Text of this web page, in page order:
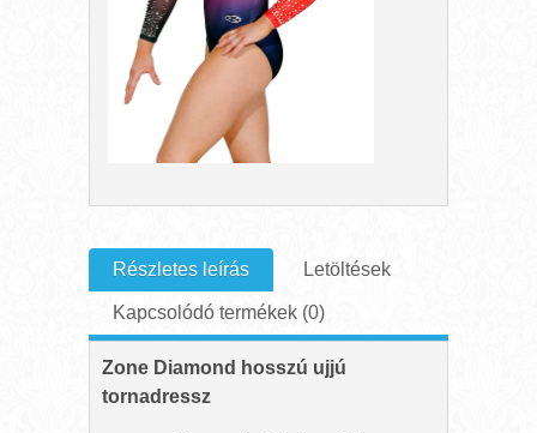
Részletes leírás Letöltések
Kapcsolódó termékek (0)
Zone Diamond hosszú ujjú
tornadressz